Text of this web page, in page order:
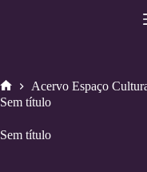
Home
Acervo Espaço
Sem título
Sem título